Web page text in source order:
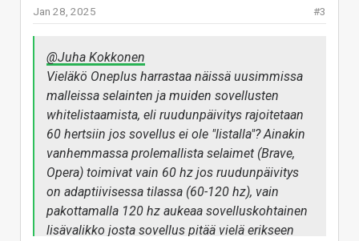
#3
Jan 28, 2025
@Juha Kokkonen
Vieläkö Oneplus harrastaa näissä uusimmissa
malleissa selainten ja muiden sovellusten
whitelistaamista, eli ruudunpäivitys rajoitetaan
60 hertsiin jos sovellus ei ole "listalla"? Ainakin
vanhemmassa prolemallista selaimet (Brave,
Opera) toimivat vain 60 hz jos ruudunpäivitys
on adaptiivisessa tilassa (60-120 hz), vain
pakottamalla 120 hz aukeaa sovelluskohtainen
lisävalikko josta sovellus pitää vielä erikseen